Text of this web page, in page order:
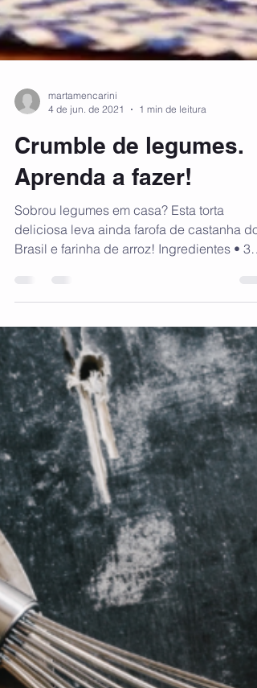
4 de jun. de 2021
1 min de leitura
Crumble de legumes.
Aprenda a fazer!
Sobrou legumes em casa? Esta torta
xícaras (de...